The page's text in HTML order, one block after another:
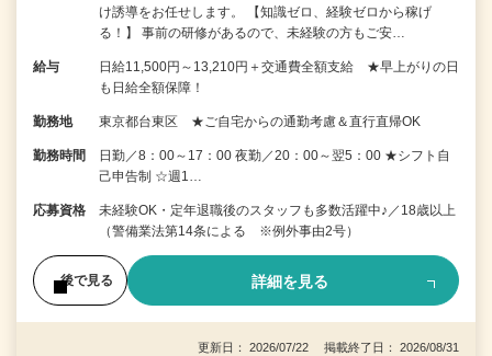
け誘導をお任せします。 【知識ゼロ、経験ゼロから稼げ
る！】 事前の研修があるので、未経験の方もご安…
給与
日給11,500円～13,210円＋交通費全額支給 ★早上がりの日
も日給全額保障！
勤務地 東京都台東区 ★ご自宅からの通勤考慮＆直行直帰OK
勤務時間
日勤／8：00～17：00 夜勤／20：00～翌5：00 ★シフト自
己申告制 ☆週1…
応募資格
未経験OK・定年退職後のスタッフも多数活躍中♪／18歳以上
（警備業法第14条による ※例外事由2号）
後で見る 詳細を見る
更新日： 2026/07/22 掲載終了日： 2026/08/31